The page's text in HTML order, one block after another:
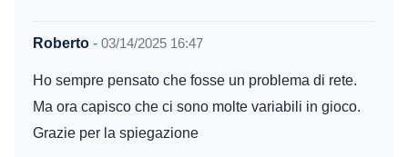
Roberto - 03/14/2025 16:47
Ho sempre pensato che fosse un problema di rete.
Ma ora capisco che ci sono molte variabili in gioco.
Grazie per la spiegazione